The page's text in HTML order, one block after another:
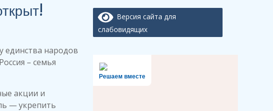
единства народов
– семья
акции и
— укрепить
Версия сайта для
слабовидящих
Решаем вместе